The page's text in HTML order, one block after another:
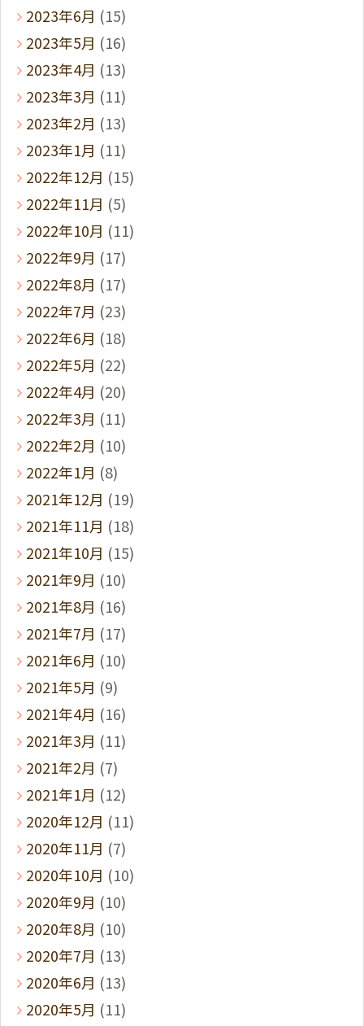
2023年6月 (15)
2023年5月 (16)
2023年4月 (13)
2023年3月 (11)
2023年2月 (13)
2023年1月 (11)
2022年12月 (15)
2022年11月 (5)
2022年10月 (11)
2022年9月 (17)
2022年8月 (17)
2022年7月 (23)
2022年6月 (18)
2022年5月 (22)
2022年4月 (20)
2022年3月 (11)
2022年2月 (10)
2022年1月 (8)
2021年12月 (19)
2021年11月 (18)
2021年10月 (15)
2021年9月 (10)
2021年8月 (16)
2021年7月 (17)
2021年6月 (10)
2021年5月 (9)
2021年4月 (16)
2021年3月 (11)
2021年2月 (7)
2021年1月 (12)
2020年12月 (11)
2020年11月 (7)
2020年10月 (10)
2020年9月 (10)
2020年8月 (10)
2020年7月 (13)
2020年6月 (13)
2020年5月 (11)